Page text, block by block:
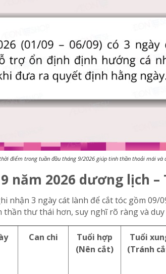
điểm trong tuần đầu tháng 9/2026 giúp tinh thần thoải mái và
năm 2026 dương lịch –
nhận 3 ngày cát lành để cắt tóc gồm 09/
thư thái hơn, suy nghĩ rõ ràng và
Can chi
Tuổi hợp
(Nên cắt)
Tuổi
(Tránh